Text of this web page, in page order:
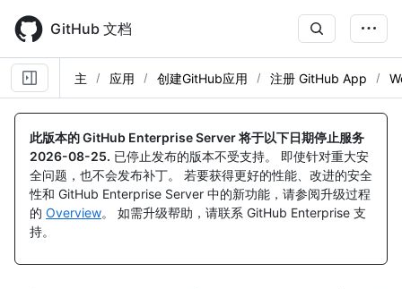
main
content
GitHub 文档
主 应用 创建GitHub应用 注册 GitHub App
此版本的 GitHub Enterprise Server 将于以下日期停止服务
2026-08-25. 已停止发布的版本不受支持。 即使针对重大安
全问题，也不会发布补丁。 若要获得更好的性能、改进的安全
性和 GitHub Enterprise Server 中的新功能，请参阅升级过程
的 Overview。 如需升级帮助，请联系 GitHub Enterprise 支
持。